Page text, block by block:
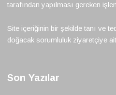
tarafından yapılması gereken
Site içeriğinin bir şekilde tanı ve
doğacak sorumluluk ziyaretçiye
Son Yazılar